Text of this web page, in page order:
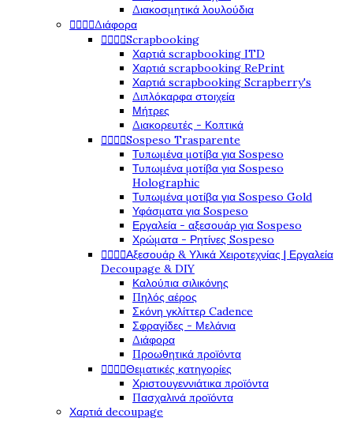
Διακοσμητικά λουλούδια
   Διάφορα
   Scrapbooking
Χαρτιά scrapbooking ITD
Χαρτιά scrapbooking RePrint
Χαρτιά scrapbooking Scrapberry's
Διπλόκαρφα στοιχεία
Μήτρες
Διακορευτές - Κοπτικά
   Sospeso Trasparente
Τυπωμένα μοτίβα για Sospeso
Τυπωμένα μοτίβα για Sospeso
Holographic
Τυπωμένα μοτίβα για Sospeso Gold
Υφάσματα για Sospeso
Εργαλεία - αξεσουάρ για Sospeso
Χρώματα - Ρητίνες Sospeso
   Αξεσουάρ & Υλικά Χειροτεχνίας | Εργαλεία
Decoupage & DIY
Καλούπια σιλικόνης
Πηλός αέρος
Σκόνη γκλίττερ Cadence
Σφραγίδες - Μελάνια
Διάφορα
Προωθητικά προϊόντα
   Θεματικές κατηγορίες
Χριστουγεννιάτικα προϊόντα
Πασχαλινά προϊόντα
Χαρτιά decoupage